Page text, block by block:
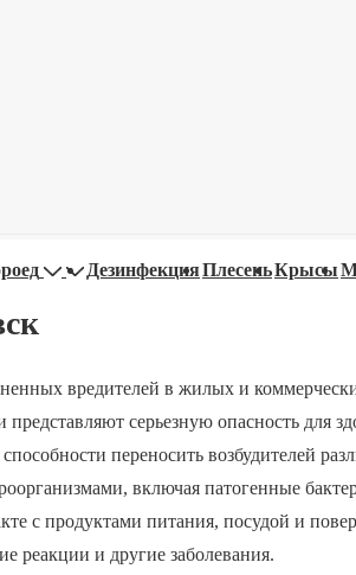
ДезинфекцияПлесеньКрысы
вредителей в жилых и
серьезную опасность для
переносить возбудителей
включая патогенные
с продуктами питания, посудой и
реакции и другие заболевания.